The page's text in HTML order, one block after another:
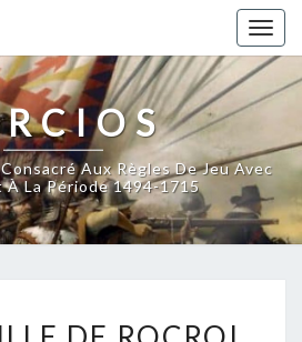
Aux Règles De Jeu Avec
À La Période 1494-1715